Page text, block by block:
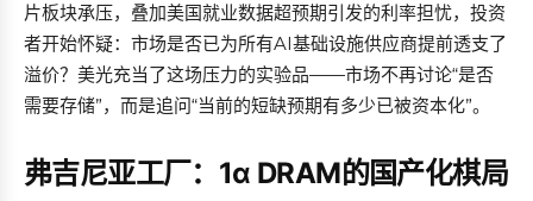
片板块承压，叠加美国就业数据超预期引发的利率担忧，投资
者开始怀疑：市场是否已为所有AI基础设施供应商提前透支了
溢价？美光充当了这场压力的实验品——市场不再讨论“是否
需要存储”，而是追问“当前的短缺预期有多少已被资本化”。
弗吉尼亚工厂：1α DRAM的国产化棋局